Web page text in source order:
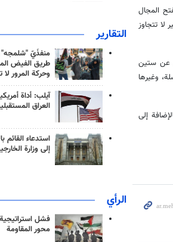
المجال
لا تتجاوز
عن ستین
وغيرها
إلى
التقارير
منفذَيّ "شلمجه"
طريق الفيض
وحركة المرور لا
آيلب: أداة
العراق
استدعاء القائم
إلى وزارة
الرأي
فشل
محور المقاومة